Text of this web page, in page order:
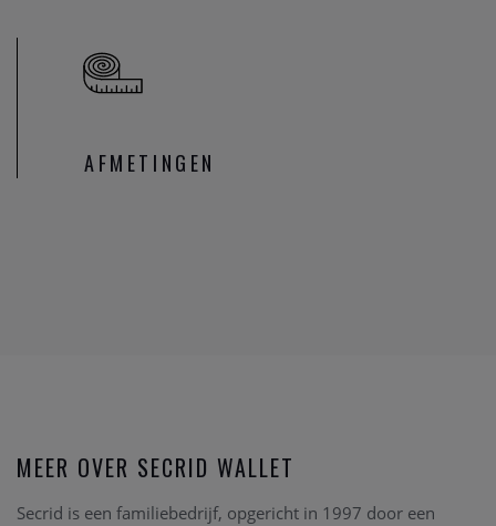
AFMETINGEN
MEER OVER SECRID WALLET
Secrid is een familiebedrijf, opgericht in 1997 door een